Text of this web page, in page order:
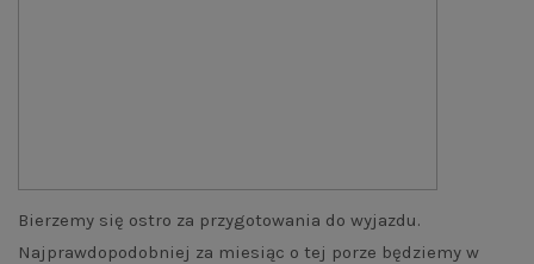
Bierzemy się ostro za przygotowania do wyjazdu.
Najprawdopodobniej za miesiąc o tej porze będziemy w